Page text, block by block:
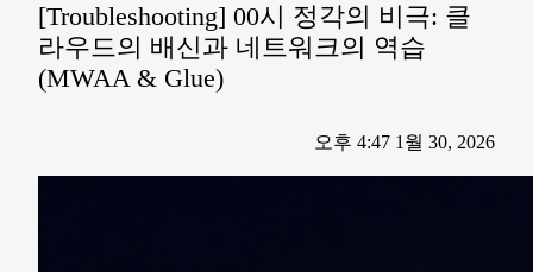
[Troubleshooting] 00시 정각의 비극: 클
라우드의 배신과 네트워크의 역습
(MWAA & Glue)
오후 4:47 1월 30, 2026